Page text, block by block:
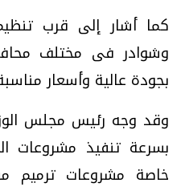
كما أشار إلى قرب
وشوادر فى مختلف
بجودة عالية وأسعار
وقد وجه رئيس مجلس
بسرعة تنفيذ مشروعات
خاصة مشروعات ترميم